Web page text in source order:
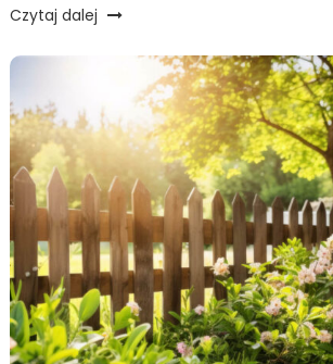
Czytaj dalej